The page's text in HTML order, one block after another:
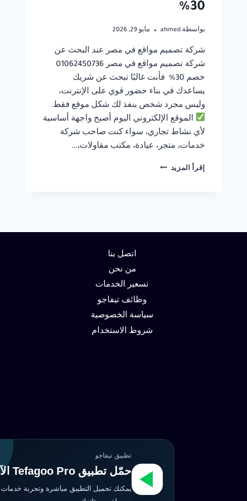
30%
بواسطة ahmed مايو 29, 2026
شركة تصميم مواقع في مصر عند البحث عن
شركة تصميم مواقع في مصر 01062450736
خصم 30% فأنت غالبًا تبحث عن شريك
يساعدك في بناء حضور قوي على الإنترنت،
وليس مجرد شخص ينفذ لك شكل موقع فقط.
الموقع الإلكتروني اليوم أصبح واجهة أساسية
لأي نشاط تجاري، سواء كنت صاحب شركة
خدمات، متجر، عيادة، مكتب مقاولات،…
إقرأ المزيد شركة
اتصل بنا
من نحن
تسعير الخدمات
وظائف تيفاجو
سياسة الخصوصية
شروط الاستخدام
تطبيق تيفاجو
حمّل تطبيق Tefagoo Pro الآن
يمكنك تحميل التطبيق مباشرة وتجربة خدمات